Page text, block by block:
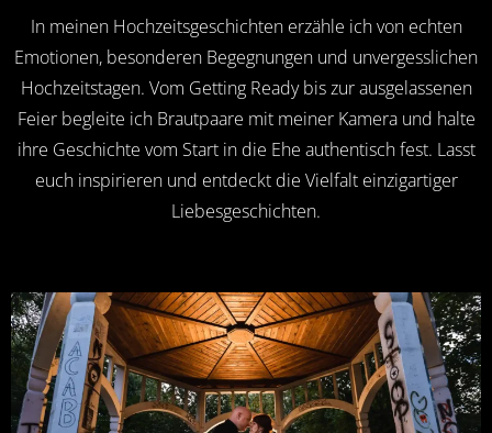
In meinen Hochzeitsgeschichten erzähle ich von echten
Emotionen, besonderen Begegnungen und unvergesslichen
Hochzeitstagen. Vom Getting Ready bis zur ausgelassenen
Feier begleite ich Brautpaare mit meiner Kamera und halte
ihre Geschichte vom Start in die Ehe authentisch fest. Lasst
euch inspirieren und entdeckt die Vielfalt einzigartiger
Liebesgeschichten.